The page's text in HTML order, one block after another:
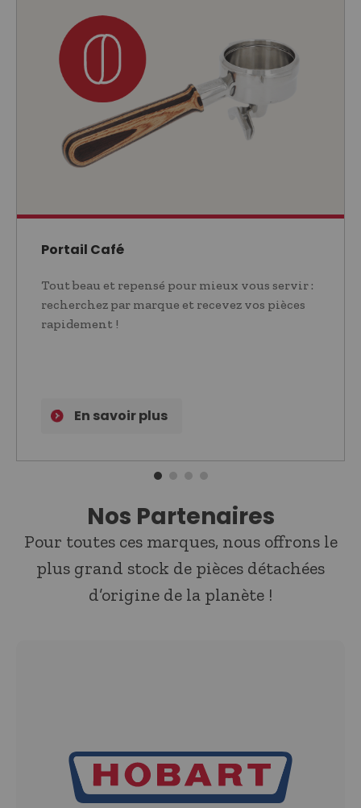
Portail Café
Tout beau et repensé pour mieux vous servir :
recherchez par marque et recevez vos pièces
rapidement !
En savoir plus
Nos Partenaires
Pour toutes ces marques, nous offrons le
plus grand stock de pièces détachées
d’origine de la planète !